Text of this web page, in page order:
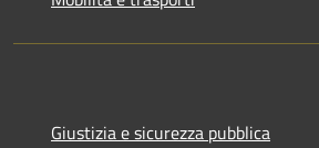
Giustizia e sicurezza pubblica